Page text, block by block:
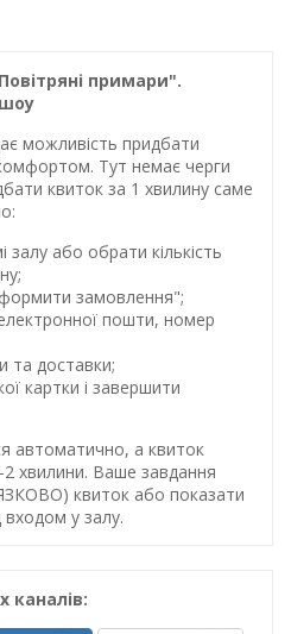
примари".
можливість придбати
Тут немає черги
квиток за 1 хвилину саме
залу або обрати кількість
замовлення";
пошти, номер
та доставки;
картки і завершити
автоматично, а квиток
хвилини. Ваше завдання
квиток або показати
у залу.
каналів: